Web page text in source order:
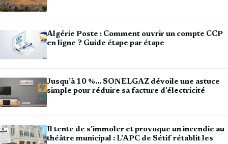
Algérie Poste : Comment ouvrir un compte CCP
en ligne ? Guide étape par étape
Jusqu’à 10 %… SONELGAZ dévoile une astuce
simple pour réduire sa facture d’électricité
Il tente de s’immoler et provoque un incendie au
théâtre municipal : L’APC de Sétif rétablit les